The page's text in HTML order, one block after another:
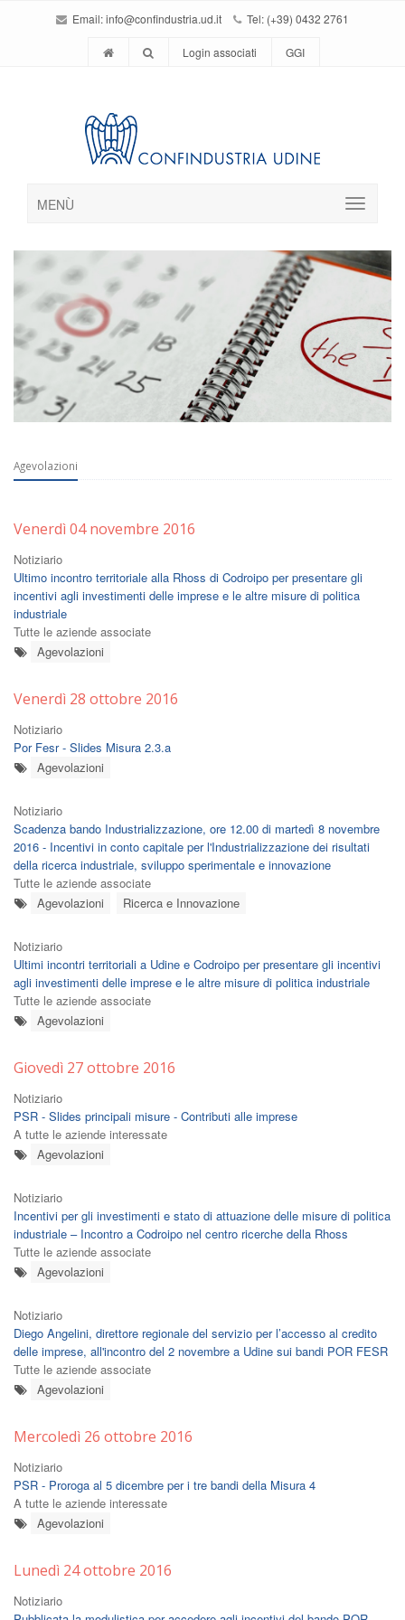
Email:info@confindustria.ud.it Tel: (+39) 0432 2761
Login associati GGI
MENÙ
Agevolazioni
Venerdì 04 novembre 2016
Notiziario
Ultimo incontro territoriale alla Rhoss di Codroipo per presentare gli
incentivi agli investimenti delle imprese e le altre misure di politica
industriale
Tutte le aziende associate
Agevolazioni
Venerdì 28 ottobre 2016
Notiziario
Por Fesr - Slides Misura 2.3.a
Agevolazioni
Notiziario
Scadenza bando Industrializzazione, ore 12.00 di martedì 8 novembre
2016 - Incentivi in conto capitale per l'Industrializzazione dei risultati
della ricerca industriale, sviluppo sperimentale e innovazione
Tutte le aziende associate
Agevolazioni
Ricerca e Innovazione
Notiziario
Ultimi incontri territoriali a Udine e Codroipo per presentare gli incentivi
agli investimenti delle imprese e le altre misure di politica industriale
Tutte le aziende associate
Agevolazioni
Giovedì 27 ottobre 2016
Notiziario
PSR - Slides principali misure - Contributi alle imprese
A tutte le aziende interessate
Agevolazioni
Notiziario
Incentivi per gli investimenti e stato di attuazione delle misure di politica
industriale – Incontro a Codroipo nel centro ricerche della Rhoss
Tutte le aziende associate
Agevolazioni
Notiziario
Diego Angelini, direttore regionale del servizio per l’accesso al credito
delle imprese, all'incontro del 2 novembre a Udine sui bandi POR FESR
Tutte le aziende associate
Agevolazioni
Mercoledì 26 ottobre 2016
Notiziario
PSR - Proroga al 5 dicembre per i tre bandi della Misura 4
A tutte le aziende interessate
Agevolazioni
Lunedì 24 ottobre 2016
Notiziario